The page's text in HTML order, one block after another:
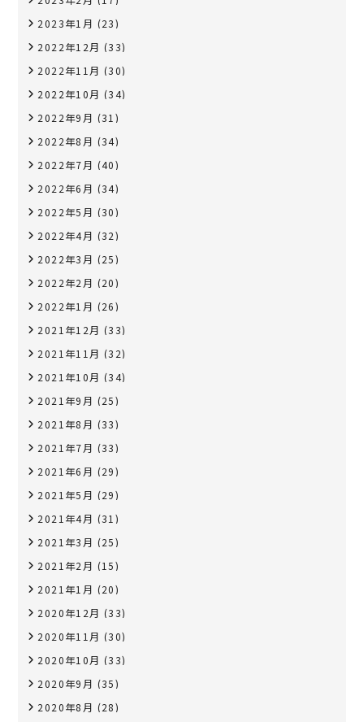
2023年1月 (23)
2022年12月 (33)
2022年11月 (30)
2022年10月 (34)
2022年9月 (31)
2022年8月 (34)
2022年7月 (40)
2022年6月 (34)
2022年5月 (30)
2022年4月 (32)
2022年3月 (25)
2022年2月 (20)
2022年1月 (26)
2021年12月 (33)
2021年11月 (32)
2021年10月 (34)
2021年9月 (25)
2021年8月 (33)
2021年7月 (33)
2021年6月 (29)
2021年5月 (29)
2021年4月 (31)
2021年3月 (25)
2021年2月 (15)
2021年1月 (20)
2020年12月 (33)
2020年11月 (30)
2020年10月 (33)
2020年9月 (35)
2020年8月 (28)